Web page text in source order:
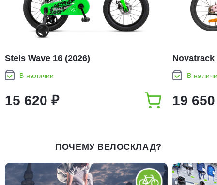
Stels Wave 16 (2026)
В наличии
15 620 ₽
Novatrack
В
19
ПОЧЕМУ ВЕЛОСКЛАД?